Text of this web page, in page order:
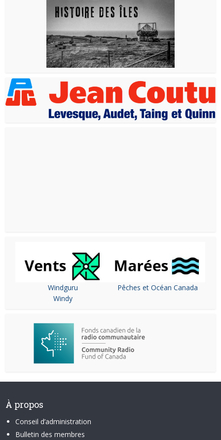
Windguru
Windy
Pêches et Océan Canada
À propos
Conseil d’administration
Bulletin des membres